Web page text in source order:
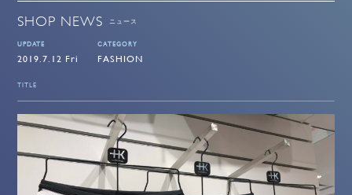
SHOP NEWS ニュース
UPDATE
2019.7.12 Fri
CATEGORY
FASHION
TITLE